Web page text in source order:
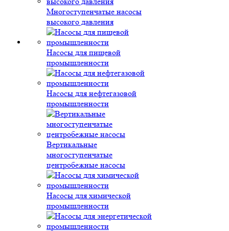
Многоступенчатые насосы
высокого давления
Насосы для пищевой
промышленности
Насосы для нефтегазовой
промышленности
Вертикальные
многоступенчатые
центробежные насосы
Насосы для химической
промышленности